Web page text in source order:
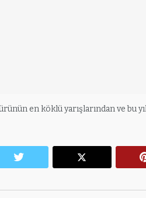
en köklü yarışlarından ve bu